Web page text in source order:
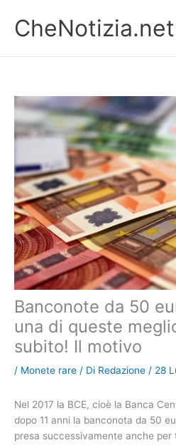
contenuto
CheNotizia.net
Banconote da 50
una di queste
subito! Il motivo
/ Monete rare / Di Redazione / 28
Nel 2017 la BCE, cioè la Banca
dopo 11 anni la banconota da 50
presa successivamente anche